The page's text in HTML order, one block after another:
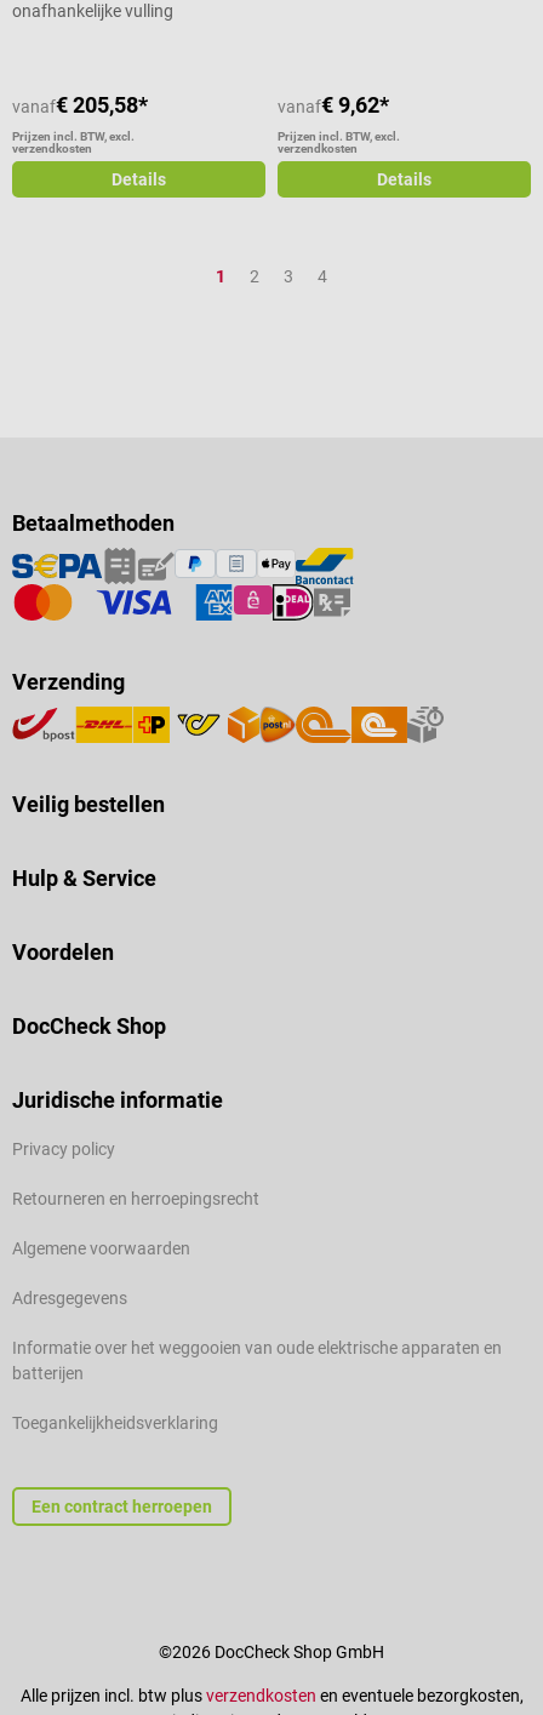
onafhankelijke vulling
vanaf€ 205,58*
Prijzen incl. BTW, excl.
verzendkosten
Details
vanaf€ 9,62*
Prijzen incl. BTW, excl.
verzendkosten
Details
Pagina
1 Pagina
2 Pagina
3 Pagina
4
Betaalmethoden
Verzending
Veilig bestellen
Hulp & Service
Voordelen
DocCheck Shop
Juridische informatie
Privacy policy
Retourneren en herroepingsrecht
Algemene voorwaarden
Adresgegevens
Informatie over het weggooien van oude elektrische apparaten en
batterijen
Toegankelijkheidsverklaring
Een contract herroepen
©2026 DocCheck Shop GmbH
Alle prijzen incl. btw plusverzendkosten en eventuele bezorgkosten,